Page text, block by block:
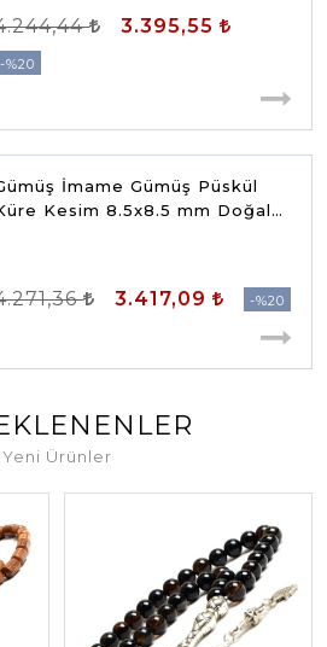
3.395,55
%20
İmame Gümüş Püskül
Kesim 8.5x8.5 mm Doğal
3.417,09 %20
Yeni Ürünler